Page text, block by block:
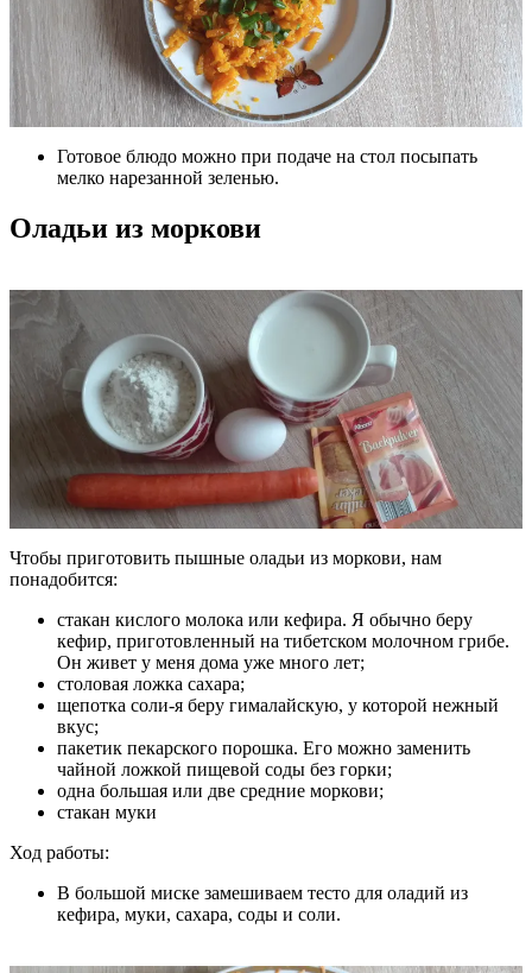
Готовое блюдо можно при подаче на стол посыпать
мелко нарезанной зеленью.
Оладьи из моркови
Чтобы приготовить пышные оладьи из моркови, нам
понадобится:
стакан кислого молока или кефира. Я обычно беру
кефир, приготовленный на тибетском молочном грибе.
Он живет у меня дома уже много лет;
столовая ложка сахара;
щепотка соли-я беру гималайскую, у которой нежный
вкус;
пакетик пекарского порошка. Его можно заменить
чайной ложкой пищевой соды без горки;
одна большая или две средние моркови;
стакан муки
Ход работы:
В большой миске замешиваем тесто для оладий из
кефира, муки, сахара, соды и соли.